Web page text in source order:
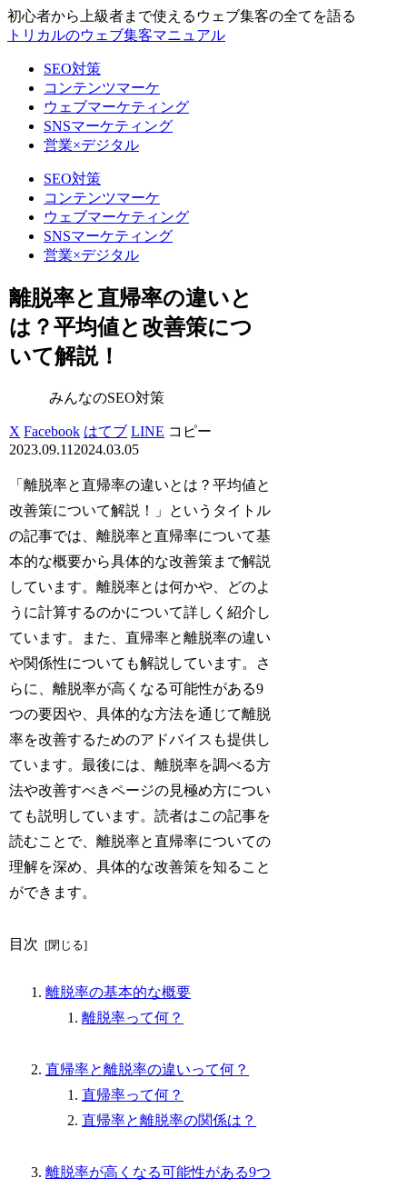
初心者から上級者まで使えるウェブ集客の全てを語る
トリカルのウェブ集客マニュアル
SEO対策
コンテンツマーケ
ウェブマーケティング
SNSマーケティング
営業×デジタル
SEO対策
コンテンツマーケ
ウェブマーケティング
SNSマーケティング
営業×デジタル
離脱率と直帰率の違いと
は？平均値と改善策につ
いて解説！
みんなのSEO対策
X Facebook はてブ LINE コピー
2023.09.11 2024.03.05
「離脱率と直帰率の違いとは？平均値と
改善策について解説！」というタイトル
の記事では、離脱率と直帰率について基
本的な概要から具体的な改善策まで解説
しています。離脱率とは何かや、どのよ
うに計算するのかについて詳しく紹介し
ています。また、直帰率と離脱率の違い
や関係性についても解説しています。さ
らに、離脱率が高くなる可能性がある9
つの要因や、具体的な方法を通じて離脱
率を改善するためのアドバイスも提供し
ています。最後には、離脱率を調べる方
法や改善すべきページの見極め方につい
ても説明しています。読者はこの記事を
読むことで、離脱率と直帰率についての
理解を深め、具体的な改善策を知ること
ができます。
目次
離脱率の基本的な概要
離脱率って何？
直帰率と離脱率の違いって何？
直帰率って何？
直帰率と離脱率の関係は？
離脱率が高くなる可能性がある9つ